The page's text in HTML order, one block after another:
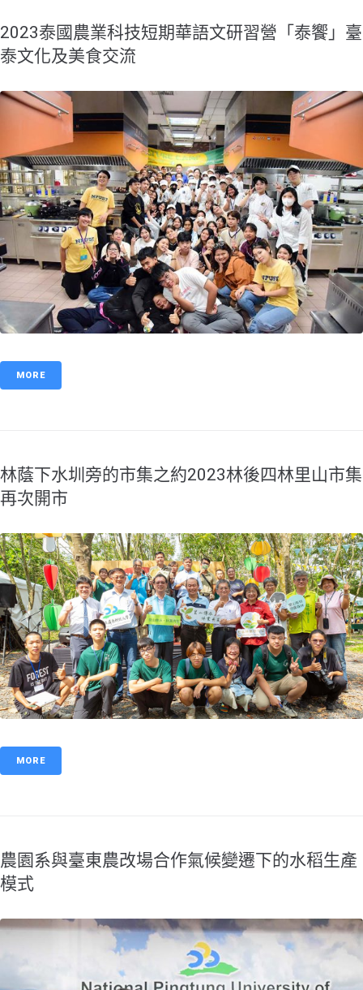
2023泰國農業科技短期華語文研習營「泰饗」臺
泰文化及美食交流
MORE
林蔭下水圳旁的市集之約2023林後四林里山市集
再次開市
MORE
農園系與臺東農改場合作氣候變遷下的水稻生產
模式